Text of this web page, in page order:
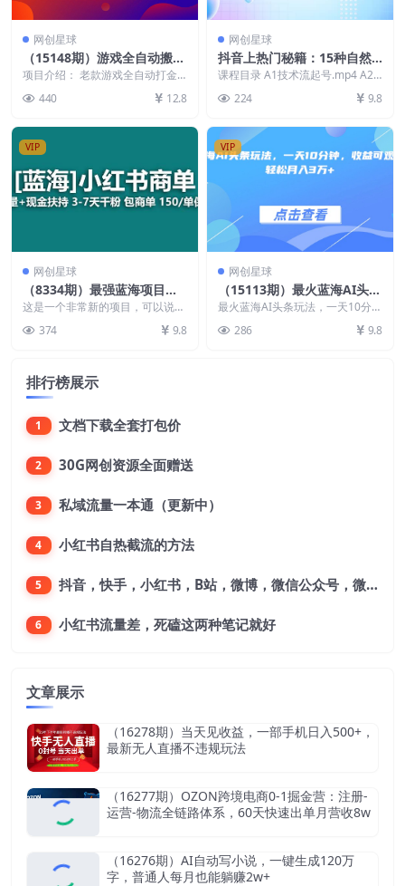
网创星球
（15148期）游戏全自动搬砖
项目，日入千元 ，可批量矩
阵无限放大
项目介绍： 老款游戏全自动打金
多号操作每天轻松日...
440 12.8
网创星球
抖音上热门秘籍：15种自然
流起号玩法，博主起号最新流
量密码
课程目录 A1技术流起号.mp4 A2
... 224 9.8
VIP
网创星球
（8334期）最强蓝海项目，
小红书商单！长期稳定，7天
变现，商单分配，月入过万
这是一个非常新的项目，可以说是
一，效果非常牛，成功...
374 9.8
VIP
网创星球
（15113期）最火蓝海AI头条
玩法，一天10分钟，收益可
最火蓝海AI头条玩法，一天10分
项目资料 00...
286 9.8
排行榜展示
1 文档下载全套打包价
2 30G网创资源全面赠送
3 私域流量一本通（更新中）
4 小红书自热截流的方法
5 抖音，快手，小红书，B站，微博，微信公众号，微信视频号。每一个平台，都是不一样的机会，对应不一样的赚钱思路
6 小红书流量差，死磕这两种笔记就好
文章展示
（16278期）当天见收益，一部手机日入500+，
最新无人直播不违规玩法
（16277期）OZON跨境电商0-1掘金营：注册-
运营-物流全链路体系，60天快速出单月营收8w
（16276期）AI自动写小说，一键生成120万
字，普通人每月也能躺赚2w+